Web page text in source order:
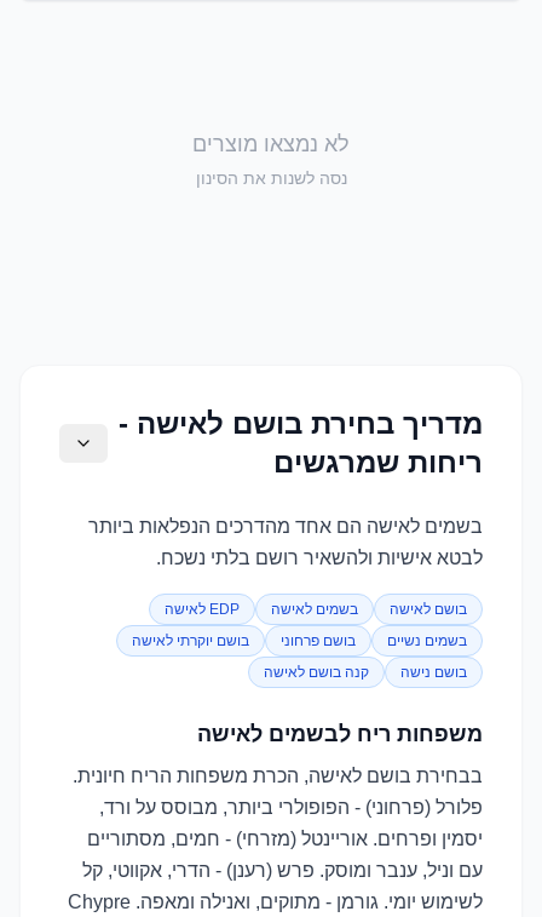
לא נמצאו מוצרים
נסה לשנות את הסינון
מדריך בחירת בושם לאישה -
ריחות שמרגשים
בשמים לאישה הם אחד מהדרכים הנפלאות ביותר
לבטא אישיות ולהשאיר רושם בלתי נשכח.
בושם לאישה בשמים לאישה
EDP לאישה
בשמים נשיים
בושם פרחוני
בושם יוקרתי לאישה
בושם נישה
קנה בושם לאישה
משפחות ריח לבשמים לאישה
בבחירת בושם לאישה, הכרת משפחות הריח חיונית.
פלורל (פרחוני) - הפופולרי ביותר, מבוסס על ורד,
יסמין ופרחים. אוריינטל (מזרחי) - חמים, מסתוריים
עם וניל, ענבר ומוסק. פרש (רענן) - הדרי, אקווטי, קל
לשימוש יומי. גורמן - מתוקים, ואנילה ומאפה. Chypre